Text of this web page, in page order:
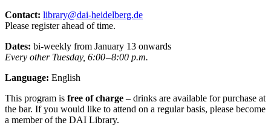
Contact: library@dai-heidelberg.de
Please register ahead of time.
Dates: bi-weekly from January 13 onwards
Every other Tuesday, 6:00 – 8:00 p.m.
Language: English
This program is free of charge – drinks are available for purchase at
the bar. If you would like to attend on a regular basis, please become
a member of the DAI Library.